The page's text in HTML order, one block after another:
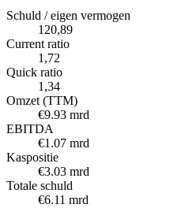
Schuld / eigen vermogen
120,89
Current ratio
1,72
Quick ratio
1,34
Omzet (TTM)
€9.93 mrd
EBITDA
€1.07 mrd
Kaspositie
€3.03 mrd
Totale schuld
€6.11 mrd